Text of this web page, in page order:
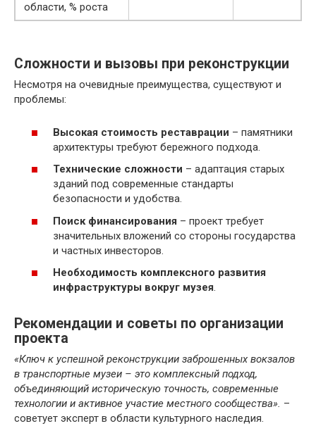
области, % роста
Сложности и вызовы при реконструкции
Несмотря на очевидные преимущества, существуют и
проблемы:
Высокая стоимость реставрации – памятники
архитектуры требуют бережного подхода.
Технические сложности – адаптация старых
зданий под современные стандарты
безопасности и удобства.
Поиск финансирования – проект требует
значительных вложений со стороны государства
и частных инвесторов.
Необходимость комплексного развития
инфраструктуры вокруг музея.
Рекомендации и советы по организации
проекта
«Ключ к успешной реконструкции заброшенных вокзалов
в транспортные музеи – это комплексный подход,
объединяющий историческую точность, современные
технологии и активное участие местного сообщества». –
советует эксперт в области культурного наследия.